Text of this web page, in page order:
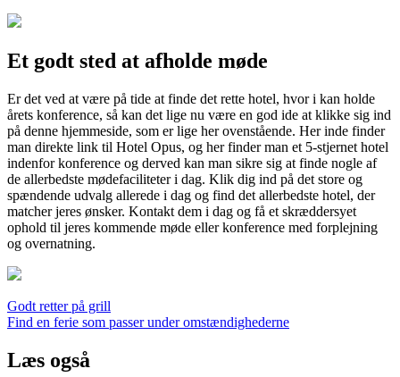
Et godt sted at afholde møde
Er det ved at være på tide at finde det rette hotel, hvor i kan holde
årets konference, så kan det lige nu være en god ide at klikke sig ind
på denne hjemmeside, som er lige her ovenstående. Her inde finder
man direkte link til Hotel Opus, og her finder man et 5-stjernet hotel
indenfor konference og derved kan man sikre sig at finde nogle af
de allerbedste mødefaciliteter i dag. Klik dig ind på det store og
spændende udvalg allerede i dag og find det allerbedste hotel, der
matcher jeres ønsker. Kontakt dem i dag og få et skræddersyet
ophold til jeres kommende møde eller konference med forplejning
og overnatning.
Indlægsnavigation
Godt retter på grill
Find en ferie som passer under omstændighederne
Læs også